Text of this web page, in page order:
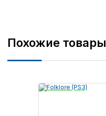
Похожие товары